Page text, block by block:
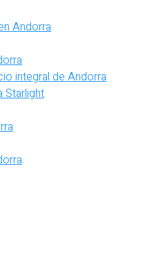
Andorra
integral de Andorra
Starlight